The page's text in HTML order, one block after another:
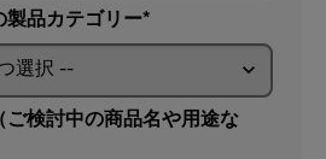
製品カテゴリー
ご検討中の商品名や用途な